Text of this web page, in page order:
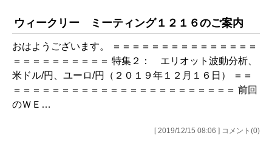
ウィークリー ミーティング１２１６のご案内
おはようございます。 ＝＝＝＝＝＝＝＝＝＝＝＝＝＝＝
＝＝＝＝＝＝＝＝＝＝ 特集２： エリオット波動分析、
米ドル/円、ユーロ/円（２０１９年１２月１６日） ＝＝
＝＝＝＝＝＝＝＝＝＝＝＝＝＝＝＝＝＝＝＝＝＝＝ 前回
のＷＥ…
[ 2019/12/15 08:06 ] コメント(0)